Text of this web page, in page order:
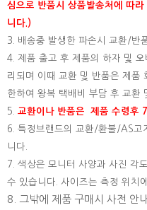
심으로 반품시 상품발송처에 따
니다.)
3. 배송중 발생한 파손시 교환/반
4. 제품 출고 후 제품의 하자 및
리되며 이때 교환 및 반품은 제품
한하여 왕복 택배비 부담 후 교환
5. 교환이나 반품은 제품 수령후
6. 특정브랜드의 교환/환불/AS고
니다.
7. 색상은 모니터 사양과 사진 각
수 있습니다. 사이즈는 측정 위치
8. 그밖에 제품 구매시 사전 안